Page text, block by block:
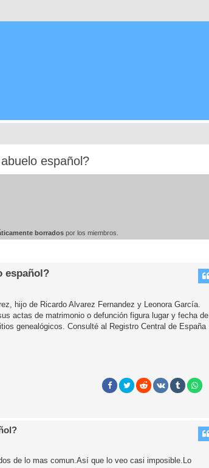
español?
borrados por los miembros.
español?
hijo de Ricardo Alvarez Fernandez y Leonora García.
actas de matrimonio o defunción figura lugar y fecha de
genealógicos. Consulté al Registro Central de España
de lo mas comun.Así que lo veo casi imposible.Lo